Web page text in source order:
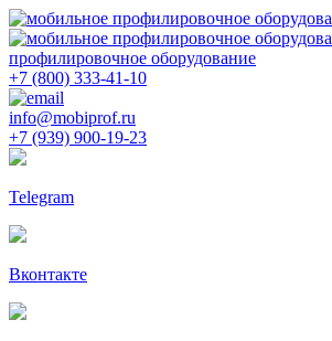
профилировочное оборудование
+7 (800) 333-41-10
info@mobiprof.ru
+7 (939) 900-19-23
Telegram
Вконтакте